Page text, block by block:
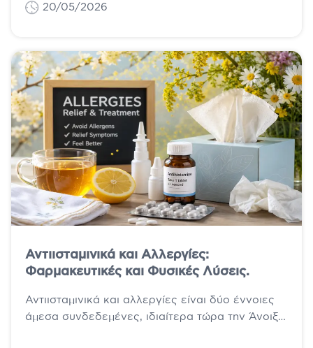
20/05/2026
Αντιισταμινικά και Αλλεργίες:
Φαρμακευτικές και Φυσικές Λύσεις.
Αντιισταμινικά και αλλεργίες είναι δύο έννοιες
άμεσα συνδεδεμένες, ιδιαίτερα τώρα την Άνοιξη